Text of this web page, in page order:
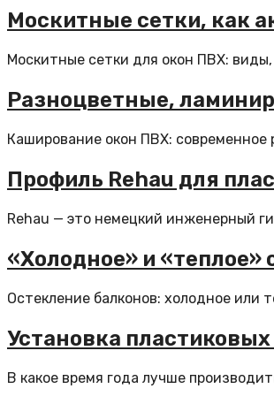
Москитные сетки, как
Москитные сетки для окон ПВХ:
Разноцветные,
Каширование окон ПВХ:
Профиль Rehau для
Rehau — это немецкий инженерный
«Холодное» и «теплое»
Остекление балконов: холодное или
Установка
В какое время года лучше